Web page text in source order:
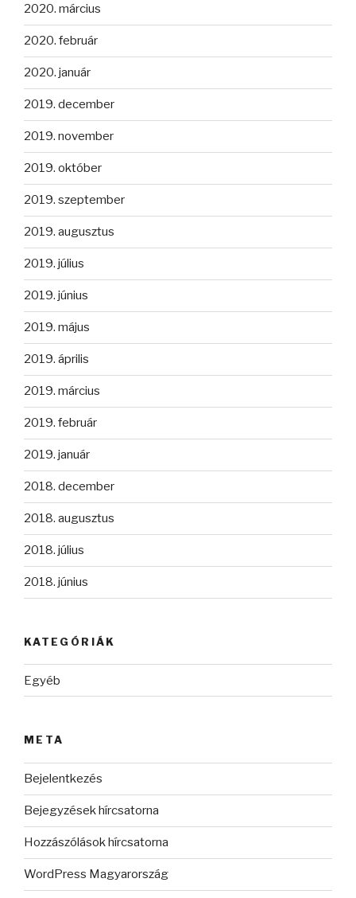
2020. március
2020. február
2020. január
2019. december
2019. november
2019. október
2019. szeptember
2019. augusztus
2019. július
2019. június
2019. május
2019. április
2019. március
2019. február
2019. január
2018. december
2018. augusztus
2018. július
2018. június
KATEGÓRIÁK
Egyéb
META
Bejelentkezés
Bejegyzések hírcsatorna
Hozzászólások hírcsatorna
WordPress Magyarország